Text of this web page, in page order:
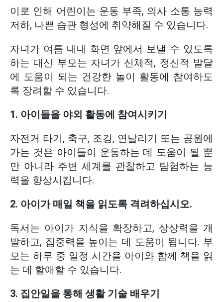
이로 인해 어린이는 운동 부족, 의사 소통 능력
저하, 나쁜 습관 형성에 취약해질 수 있습니다.
자녀가 여름 내내 화면 앞에서 보낼 수 있도록
하는 대신 부모는 자녀가 신체적, 정신적 발달
에 도움이 되는 건강한 놀이 활동에 참여하도
록 장려할 수 있습니다.
1. 아이들을 야외 활동에 참여시키기
자전거 타기, 축구, 조깅, 연날리기 또는 공원에
가는 것은 아이들이 운동하는 데 도움이 될 뿐
만 아니라 주변 세계를 관찰하고 탐험하는 능
력을 향상시킵니다.
2. 아이가 매일 책을 읽도록 격려하십시오.
독서는 아이가 지식을 확장하고, 상상력을 개
발하고, 집중력을 높이는 데 도움이 됩니다. 부
모는 하루 중 일정 시간을 아이와 함께 책을 읽
는 데 할애할 수 있습니다.
3. 집안일을 통해 생활 기술 배우기